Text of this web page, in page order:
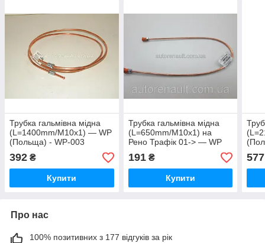
Трубка гальмівна мідна
(L=1400mm/М10х1) — WP
(Польща) - WP-003
392 ₴
Купити
Трубка гальмівна мідна
(L=650mm/М10х1) на
Рено Трафік 01-> — WP
(Польща) - WP018
191₴
Купити
577
Про нас
100% позитивних з 177 відгуків за рік